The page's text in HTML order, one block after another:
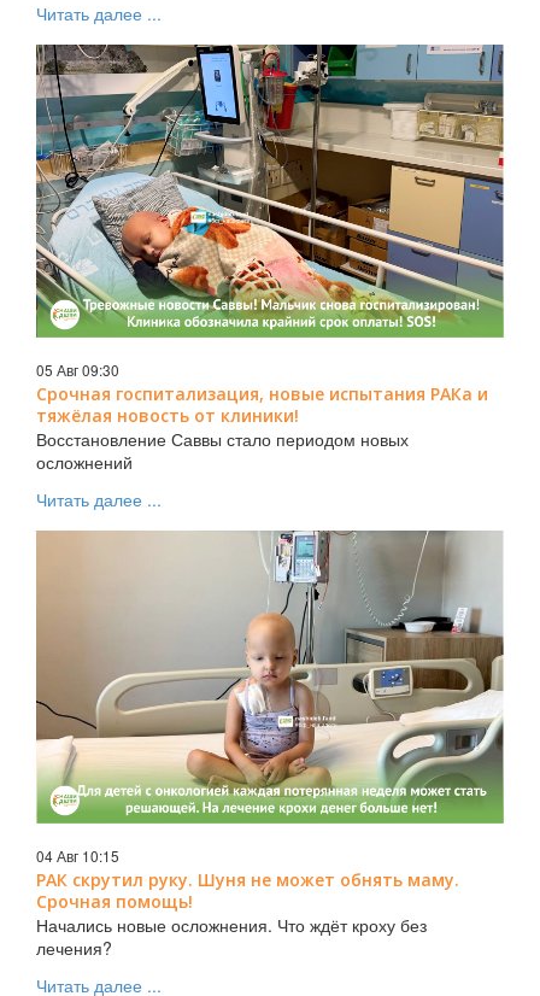
Читать далее ...
05 Авг 09:30
Срочная госпитализация, новые испытания РАКа и
тяжёлая новость от клиники!
Восстановление Саввы стало периодом новых
осложнений
Читать далее ...
04 Авг 10:15
РАК скрутил руку. Шуня не может обнять маму.
Срочная помощь!
Начались новые осложнения. Что ждёт кроху без
лечения?
Читать далее ...